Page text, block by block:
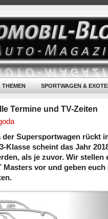
THEMEN SPORTWAGEN &
Termine und TV-Zeiten
Supersportwagen rückt
Klasse scheint das Jahr
als je zuvor. Wir stellen
vor und geben euch